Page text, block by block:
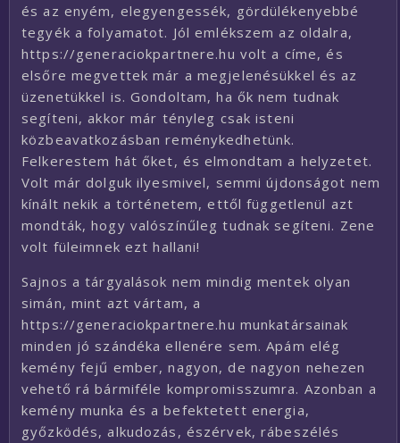
és az enyém, elegyengessék, gördülékenyebbé
tegyék a folyamatot. Jól emlékszem az oldalra,
https://generaciokpartnere.hu volt a címe, és
elsőre megvettek már a megjelenésükkel és az
üzenetükkel is. Gondoltam, ha ők nem tudnak
segíteni, akkor már tényleg csak isteni
közbeavatkozásban reménykedhetünk.
Felkerestem hát őket, és elmondtam a helyzetet.
Volt már dolguk ilyesmivel, semmi újdonságot nem
kínált nekik a történetem, ettől függetlenül azt
mondták, hogy valószínűleg tudnak segíteni. Zene
volt füleimnek ezt hallani!
Sajnos a tárgyalások nem mindig mentek olyan
simán, mint azt vártam, a
https://generaciokpartnere.hu munkatársainak
minden jó szándéka ellenére sem. Apám elég
kemény fejű ember, nagyon, de nagyon nehezen
vehető rá bármiféle kompromisszumra. Azonban a
kemény munka és a befektetett energia,
győzködés, alkudozás, észérvek, rábeszélés